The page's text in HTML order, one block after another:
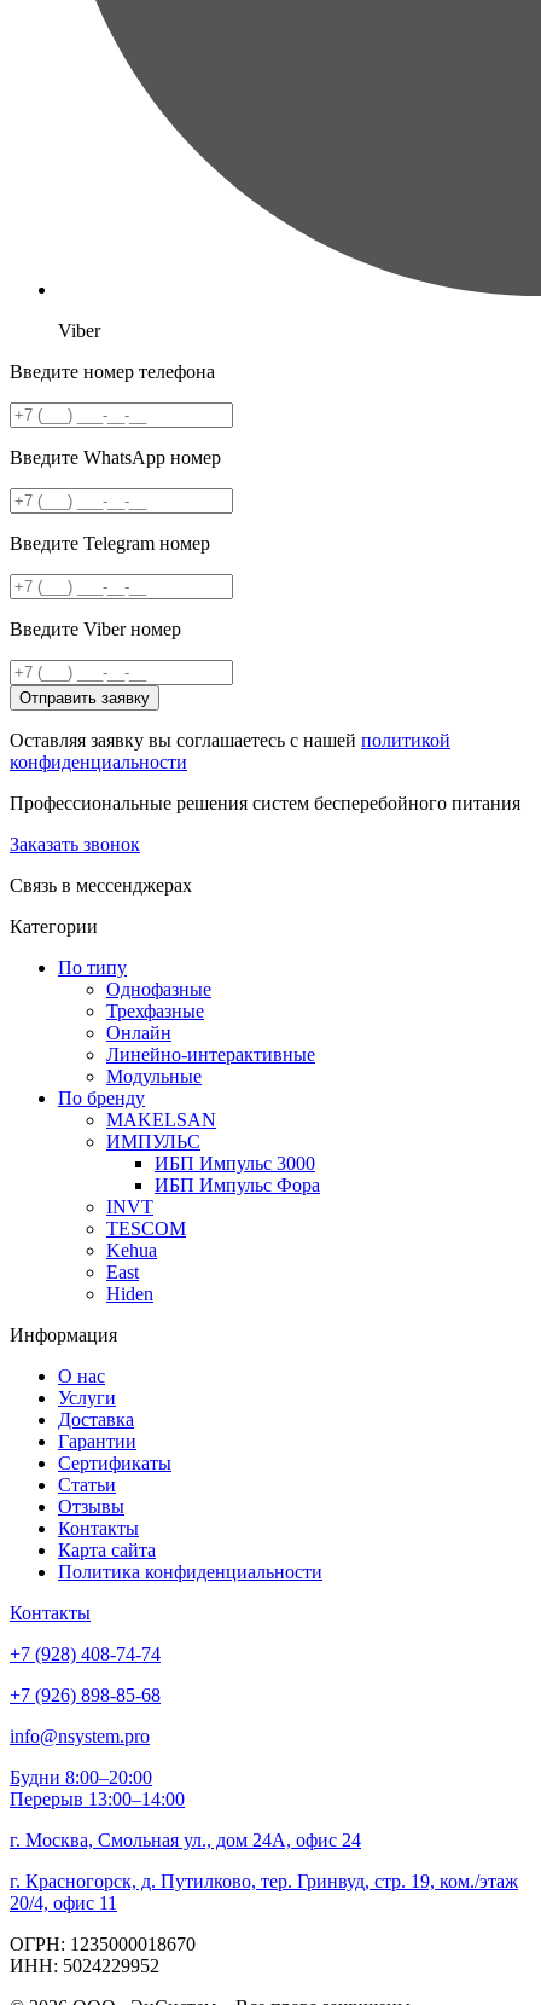
Viber
Введите номер телефона
Введите WhatsApp номер
Введите Telegram номер
Введите Viber номер
Отправить заявку
Оставляя заявку вы соглашаетесь с нашей политикой
конфиденциальности
Профессиональные решения систем бесперебойного питания
Заказать звонок
Связь в мессенджерах
Категории
По типу
Однофазные
Трехфазные
Онлайн
Линейно-интерактивные
Модульные
По бренду
MAKELSAN
ИМПУЛЬС
ИБП Импульс 3000
ИБП Импульс Фора
INVT
TESCOM
Kehua
East
Hiden
Информация
О нас
Услуги
Доставка
Гарантии
Сертификаты
Статьи
Отзывы
Контакты
Карта сайта
Политика конфиденциальности
Контакты
+7 (928) 408-74-74
+7 (926) 898-85-68
info@nsystem.pro
Будни 8:00–20:00
Перерыв 13:00–14:00
г. Москва, Смольная ул., дом 24А, офис 24
г. Красногорск, д. Путилково, тер. Гринвуд, стр. 19, ком./этаж
20/4, офис 11
ОГРН: 1235000018670
ИНН: 5024229952